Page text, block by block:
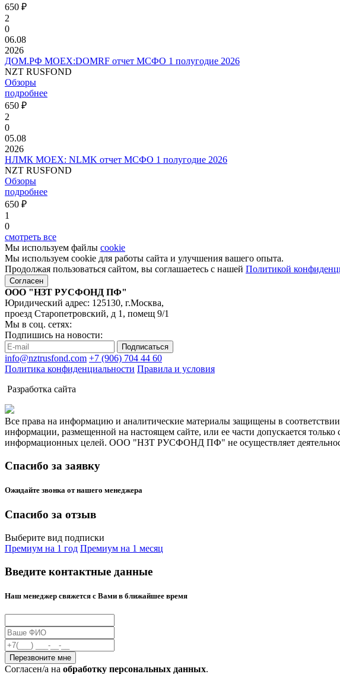
650 ₽
2
0
06.08
2026
ДОМ.РФ MOEX:DOMRF отчет МСФО 1 полугодие 2026
NZT RUSFOND
Обзоры
подробнее
650 ₽
2
0
05.08
2026
НЛМК MOEX: NLMK отчет МСФО 1 полугодие 2026
NZT RUSFOND
Обзоры
подробнее
650 ₽
1
0
смотреть все
Мы используем файлы cookie
Мы используем cookie для работы сайта и улучшения вашего опыта.
Продолжая пользоваться сайтом, вы соглашаетесь с нашей Политикой
Согласен
ООО "НЗТ РУСФОНД ПФ"
Юридический адрес: 125130, г.Москва,
проезд Старопетровский, д 1, помещ 9/1
Мы в соц. сетях:
Подпишись на новости:
Подписаться
info@nztrusfond.com +7 (906) 704 44 60
Политика конфиденциальности Правила и условия
Разработка сайта
Все права на информацию и аналитические материалы защищены в
информации, размещенной на настоящем сайте, или ее части допускается
информационных целей. ООО "НЗТ РУСФОНД ПФ" не осуществляет
Спасибо за заявку
Ожидайте звонка от нашего менеджера
Спасибо за отзыв
Выберите вид подписки
Премиум на 1 год Премиум на 1 месяц
Введите контактные данные
Наш менеджер свяжется с Вами в ближайшее время
Cогласен/а на обработку персональных данных.